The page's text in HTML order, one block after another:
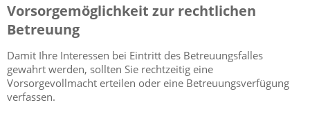
Vorsorgemöglichkeit zur rechtlichen
Betreuung
Damit Ihre Interessen bei Eintritt des Betreuungsfalles
gewahrt werden, sollten Sie rechtzeitig eine
Vorsorgevollmacht erteilen oder eine Betreuungsverfügung
verfassen.